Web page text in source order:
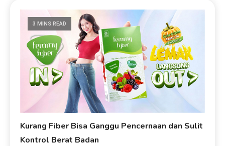
3 MINS READ
Kurang Fiber Bisa Ganggu Pencernaan dan Sulit
Kontrol Berat Badan